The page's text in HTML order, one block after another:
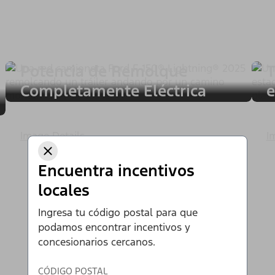
Encuentra incentivos
locales
Ingresa tu código postal para que
podamos encontrar incentivos y
concesionarios cercanos.
CÓDIGO POSTAL
Completamente Eléctrica
Image Details